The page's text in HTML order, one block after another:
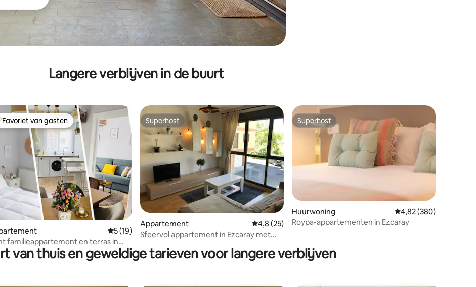
Langere verblijven in de buurt
van 4,97 op 5, 66 recensies
van gasten
Favoriet van gasten
Gemiddelde beoordeling van 5 op 5, 19 recensies
5 (19)
familieappartement en terras in
Superhost
Superhost
Appartement Gemiddelde beoordeling van 4,8 op 5, 25 recensies
4,8 (25)
Sfeervol appartement in Ezcaray met
Superhost
Superhost
Huurwoning Gemiddelde
4,82 (380)
Roypa-appartementen in Ezcaray
van thuis en geweldige tarieven voor langere verblijven